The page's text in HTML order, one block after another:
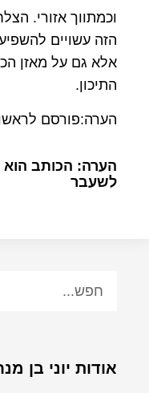
וכמתווך אזורי.
הזה עשויים
אלא גם על מאזן
התיכון.
הערה:פורסם
הערה: הכותב הוא
לשעבר
אודות יוני בן